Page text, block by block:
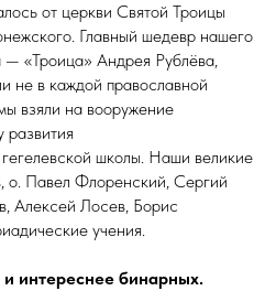
от церкви Святой Троицы
Главный шедевр нашего
— «Троица» Анд­рея Рублёва,
не в каждой православной
взяли на вооружение
развития
гегелевской школы. Наши великие
Павел Флоренский, Сергий
Алексей Лосев, Борис
учения.
интереснее бинарных.